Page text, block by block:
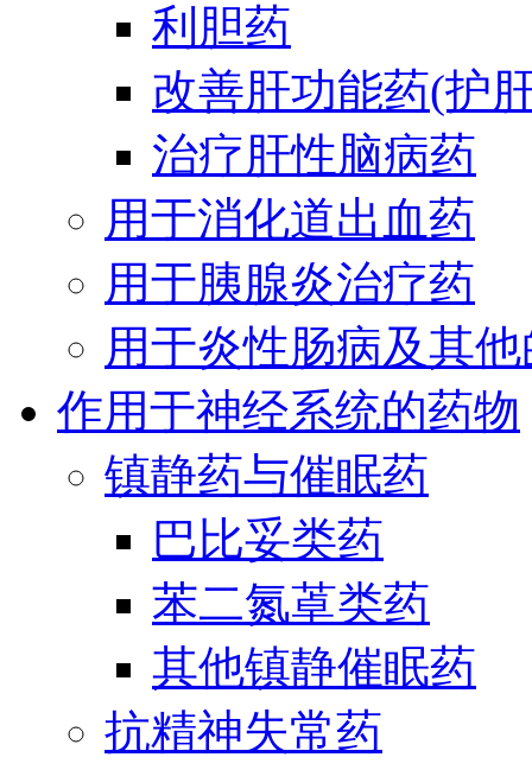
利胆药
改善肝功能药(护
治疗肝性脑病药
用于消化道出血药
用于胰腺炎治疗药
用于炎性肠病及其
作用于神经系统的药物
镇静药与催眠药
巴比妥类药
苯二氮䓬类药
其他镇静催眠药
抗精神失常药